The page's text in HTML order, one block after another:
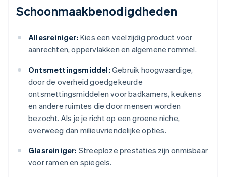
Schoonmaakbenodigdheden
Allesreiniger: Kies een veelzijdig product voor
aanrechten, oppervlakken en algemene rommel.
Ontsmettingsmiddel: Gebruik hoogwaardige,
door de overheid goedgekeurde
ontsmettingsmiddelen voor badkamers, keukens
en andere ruimtes die door mensen worden
bezocht. Als je je richt op een groene niche,
overweeg dan milieuvriendelijke opties.
Glasreiniger: Streeploze prestaties zijn onmisbaar
voor ramen en spiegels.